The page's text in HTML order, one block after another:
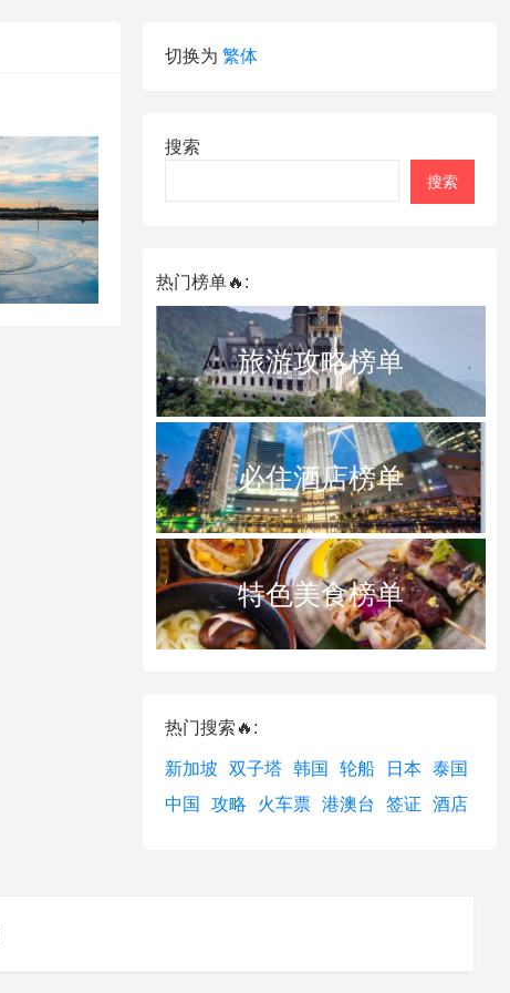
切换为 繁体
搜索
搜索
热门榜单🔥:
旅游攻略榜单
必住酒店榜单
特色美食榜单
热门搜索🔥:
新加坡 双子塔 韩国 轮船 日本 泰国
中国
攻略 火车票 港澳台 签证 酒店